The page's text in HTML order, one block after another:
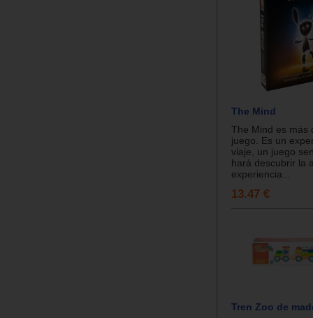
The Mind
The Mind es más
juego. Es un
viaje, un juego
hará descubrir la
experiencia...
13.47 €
Tren Zoo de